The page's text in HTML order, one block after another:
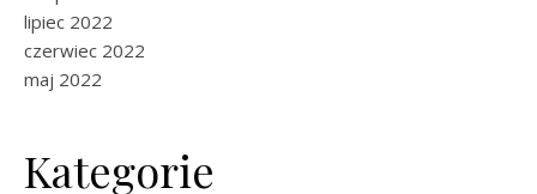
lipiec 2022
czerwiec 2022
maj 2022
Kategorie